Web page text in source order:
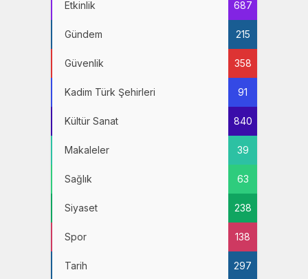
Etkinlik 687
Gündem 215
Güvenlik 358
Kadim Türk Şehirleri 91
Kültür Sanat 840
Makaleler 39
Sağlık 63
Siyaset 238
Spor 138
Tarih 297